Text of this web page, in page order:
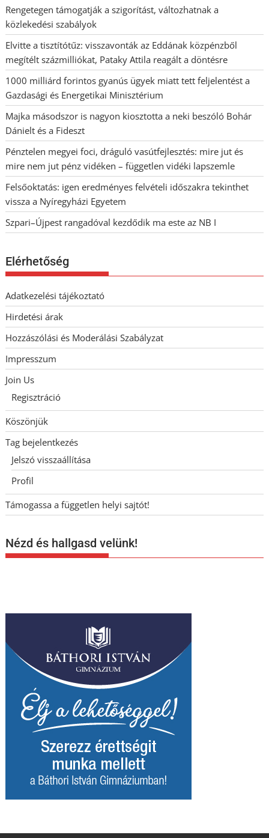
Rengetegen támogatják a szigorítást, változhatnak a
közlekedési szabályok
Elvitte a tisztítótűz: visszavonták az Eddának közpénzből
megítélt százmilliókat, Pataky Attila reagált a döntésre
1000 milliárd forintos gyanús ügyek miatt tett feljelentést a
Gazdasági és Energetikai Minisztérium
Majka másodszor is nagyon kiosztotta a neki beszóló Bohár
Dánielt és a Fideszt
Pénztelen megyei foci, dráguló vasútfejlesztés: mire jut és
mire nem jut pénz vidéken – független vidéki lapszemle
Felsőoktatás: igen eredményes felvételi időszakra tekinthet
vissza a Nyíregyházi Egyetem
Szpari–Újpest rangadóval kezdődik ma este az NB I
Elérhetőség
Adatkezelési tájékoztató
Hirdetési árak
Hozzászólási és Moderálási Szabályzat
Impresszum
Join Us
Regisztráció
Köszönjük
Tag bejelentkezés
Jelszó visszaállítása
Profil
Támogassa a független helyi sajtót!
Nézd és hallgasd velünk!